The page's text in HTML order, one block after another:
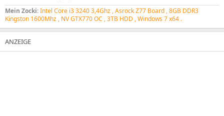
Mein Zocki:Intel Core i3 3240 3,4Ghz , Asrock Z77 Board , 8GB DDR3
Kingston 1600Mhz , NV GTX770 OC , 3TB HDD , Windows 7 x64 .